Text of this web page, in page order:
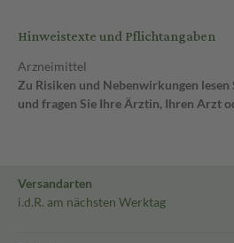
Hinweistexte und Pflichtangaben
Arzneimittel
Zu Risiken und Nebenwirkungen lesen
und fragen Sie Ihre Ärztin, Ihren Arzt
Versandarten
i.d.R. am nächsten Werktag